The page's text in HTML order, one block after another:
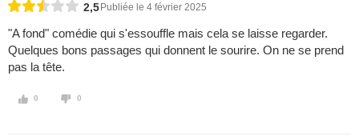
2,5 Publiée le 4 février 2025
"A fond" comédie qui s'essouffle mais cela se laisse regarder.
Quelques bons passages qui donnent le sourire. On ne se prend
pas la tête.
0 0